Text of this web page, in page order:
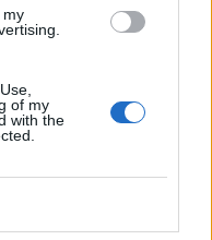
my
of my
with the